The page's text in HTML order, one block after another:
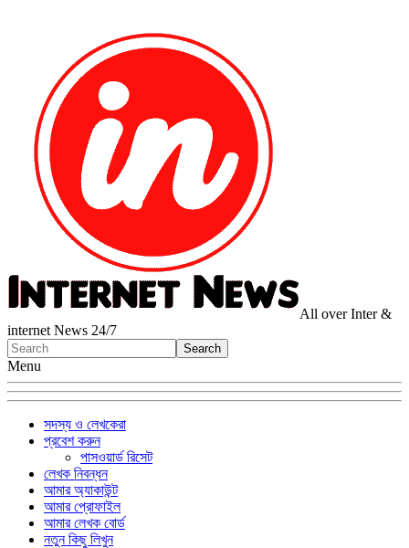
All over Inter &
internet News 24/7
Menu
সদস্য ও লেখকেরা
প্রবেশ করুন
পাসওয়ার্ড রিসেট
লেখক নিবন্ধন
আমার অ্যাকাউন্ট
আমার প্রোফাইল
আমার লেখক বোর্ড
নতুন কিছু লিখুন